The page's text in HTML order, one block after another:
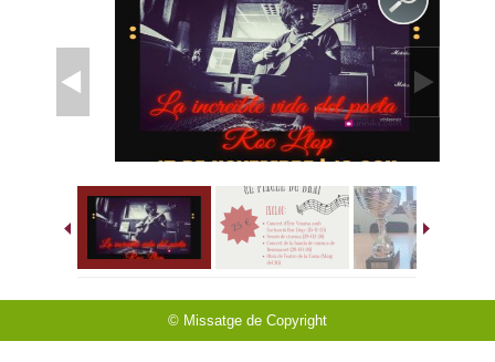
© Missatge de Copyright